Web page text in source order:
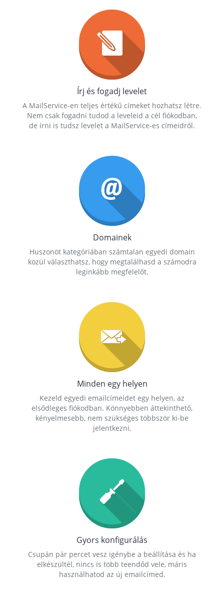
Írj és fogadj levelet
A MailService-en teljes értékű címeket hozhatsz létre.
Nem csak fogadni tudod a leveleid a cél fiókodban,
de írni is tudsz levelet a MailService-es címeidről.
Domainek
Huszonöt kategóriában számtalan egyedi domain
közül választhatsz, hogy megtalálhasd a számodra
leginkább megfelelőt.
Minden egy helyen
Kezeld egyedi emailcímeidet egy helyen, az
elsődleges fiókodban. Könnyebben áttekinthető,
kényelmesebb, nem szükséges többször ki-be
jelentkezni.
Gyors konfigurálás
Csupán pár percet vesz igénybe a beállítása és ha
elkészültél, nincs is több teendőd vele, máris
használhatod az új emailcímed.